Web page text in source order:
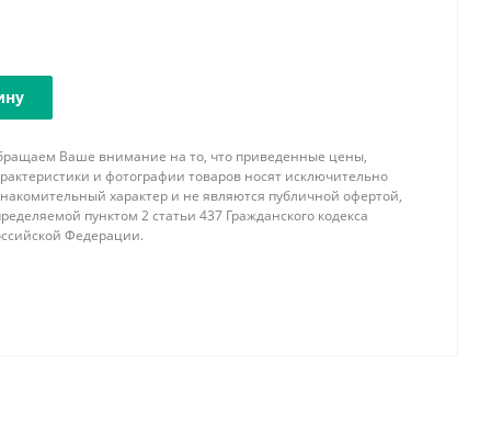
за центр с переставными обоймами ТЛЦп
устройствами с учетом всех
груза. При заказе обязательно
Ваше внимание на то, что приведенные цены,
и фотографии товаров носят исключительно
характер и не являются публичной офертой,
пунктом 2 статьи 437 Гражданского кодекса
Федерации.